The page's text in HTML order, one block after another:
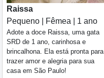
Raissa
Pequeno | Fêmea | 1 ano
Adote a doce Raissa, uma gata
SRD de 1 ano, carinhosa e
brincalhona. Ela está pronta para
trazer amor e alegria para sua
casa em São Paulo!